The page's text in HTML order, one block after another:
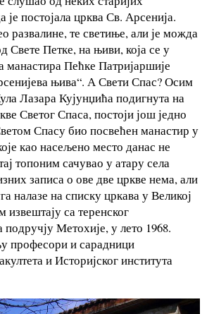
је постојала црква Св. Арсенија.
развалине, те светиње, али је можда
Свете Петке, на њиви, која се у
манастира Пећке Патријаршије
њива“. А Свети Спас? Осим
Лазара Кујунџића подигнута на
Светог Спаса, постоји још једно
Спасу био посвећен манастир у
као насељено место данас не
топоним сачувао у атару села
записа о ове две цркве нема, али
налазе на списку цркава у Великој
извештају са теренског
Метохије, у лето 1968.
професори и сарадници
и Историјског института